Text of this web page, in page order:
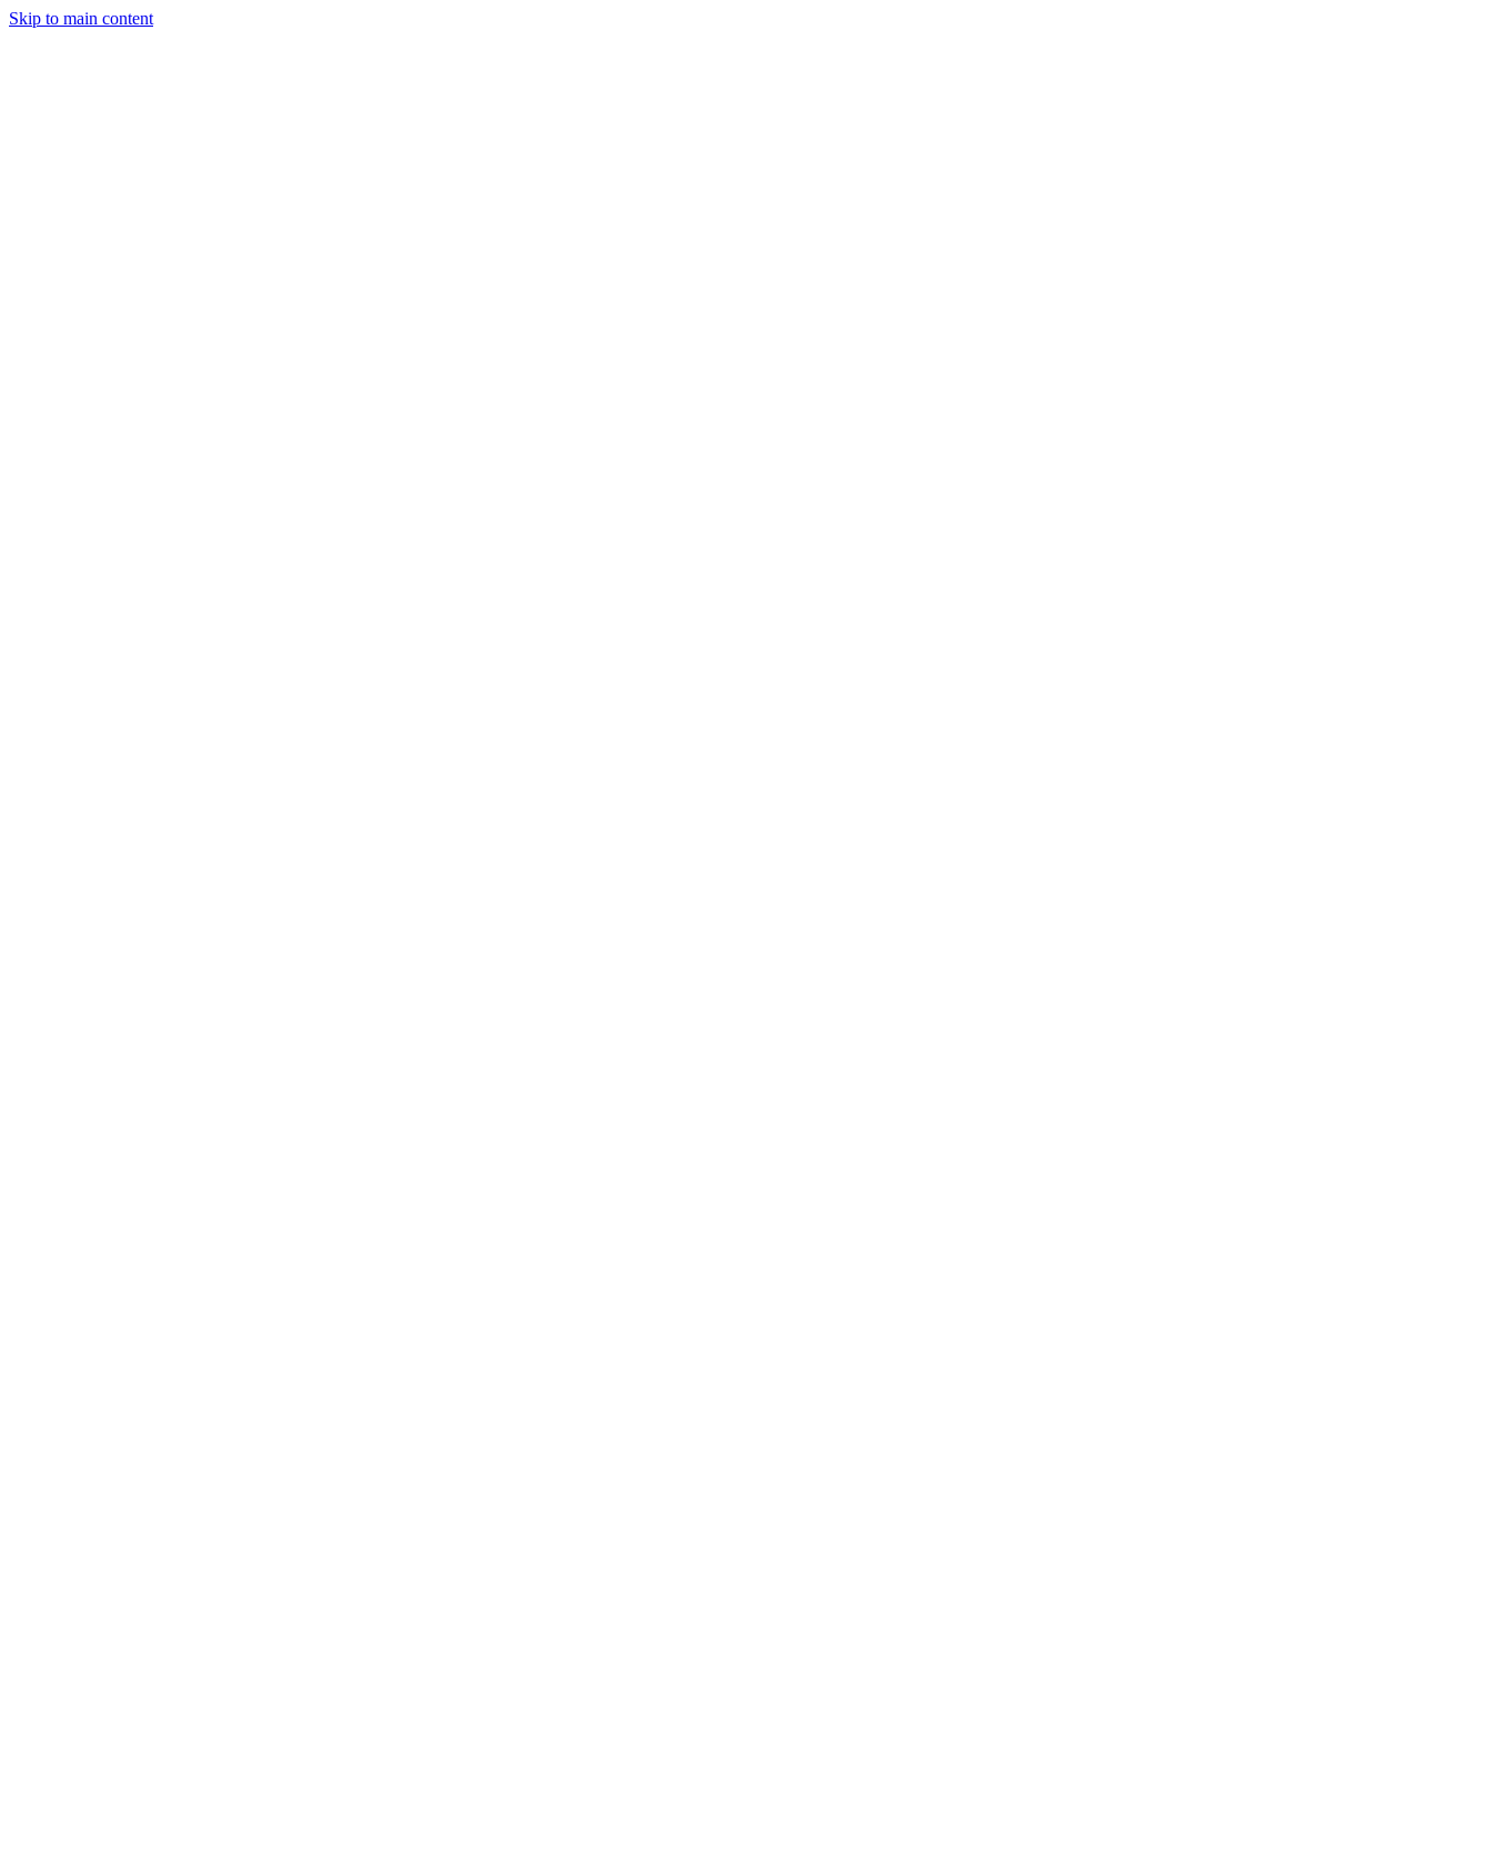
Skip to main content